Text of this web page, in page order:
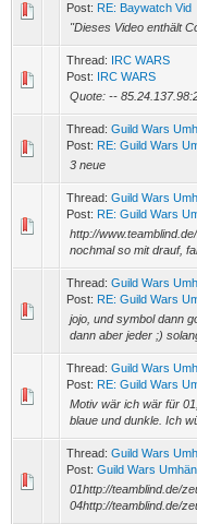
Post: RE: Baywatch Vid
"Dieses Video enthält
Thread: IRC WARS
Post: IRC WARS
Quote: --
Thread: Guild Wars
Post: RE: Guild Wars
3 neue
Thread: Guild Wars
Post: RE: Guild Wars
http://
nochmal so mit drauf,
Thread: Guild Wars
Post: RE: Guild Wars
jojo, und symbol dann
dann aber jeder ;)
Thread: Guild Wars
Post: RE: Guild Wars
Motiv wär ich wär für
blaue und dunkle. Ich
Thread: Guild Wars
Post: Guild Wars
01http://teamblind.de/
04http://teamblind.de/